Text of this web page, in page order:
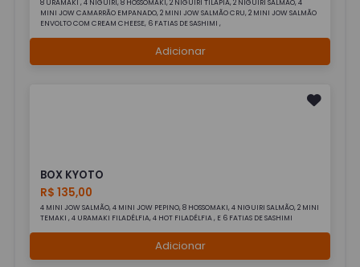
8 URAMAKI , 4 NIGUIRI, 8 HOSSOMAKI, 2 NIGUIRI TILAPIA, 2 NIGUIRI SALMÃO, 4
MINI JOW CAMARRÃO EMPANADO, 2 MINI JOW SALMÃO CRU, 2 MINI JOW SALMÃO
ENVOLTO COM CREAM CHEESE, 6 FATIAS DE SASHIMI ,
Adicionar
BOX KYOTO
R$ 135,00
4 MINI JOW SALMÃO, 4 MINI JOW PEPINO, 8 HOSSOMAKI, 4 NIGUIRI SALMÃO, 2 MINI
TEMAKI , 4 URAMAKI FILADÉLFIA, 4 HOT FILADÉLFIA , E 6 FATIAS DE SASHIMI
Adicionar